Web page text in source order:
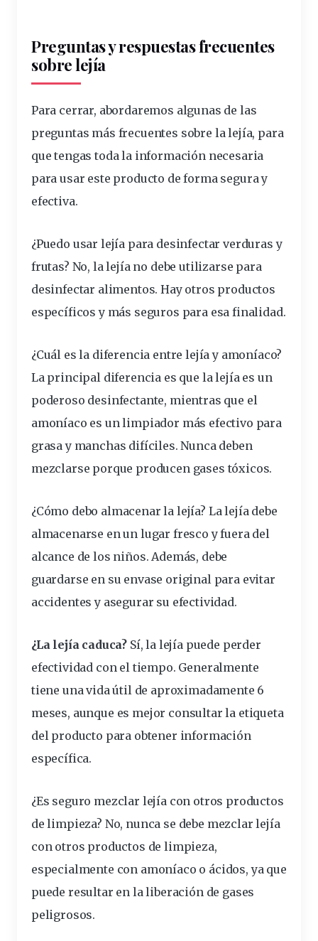
Preguntas y respuestas frecuentes
sobre lejía
Para cerrar, abordaremos algunas de las
preguntas más frecuentes sobre la lejía, para
que tengas toda la información necesaria
para usar este producto de forma segura y
efectiva.
¿Puedo usar lejía para desinfectar verduras y
frutas? No, la lejía no debe utilizarse para
desinfectar alimentos. Hay otros productos
específicos y más seguros para esa finalidad.
¿Cuál es la diferencia entre lejía y amoníaco?
La principal diferencia es que la lejía es un
poderoso desinfectante, mientras que el
amoníaco es un limpiador más efectivo para
grasa y manchas difíciles. Nunca deben
mezclarse porque producen gases tóxicos.
¿Cómo debo almacenar la lejía? La lejía debe
almacenarse en un lugar fresco y fuera del
alcance de los niños. Además, debe
guardarse en su envase original para evitar
accidentes y asegurar su efectividad.
¿La lejía caduca? Sí, la lejía puede perder
efectividad con el tiempo. Generalmente
tiene una vida útil de aproximadamente 6
meses, aunque es mejor consultar la etiqueta
del producto para obtener información
específica.
¿Es seguro mezclar lejía con otros productos
de limpieza? No, nunca se debe mezclar lejía
con otros productos de limpieza,
especialmente con amoníaco o ácidos, ya que
puede resultar en la liberación de gases
peligrosos.